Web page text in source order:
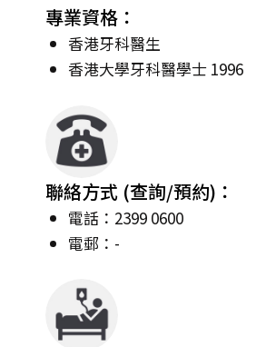
專業資格：
香港牙科醫生
香港大學牙科醫學士 1996
聯絡方式 (查詢/預約)：
電話：2399 0600
電郵：-